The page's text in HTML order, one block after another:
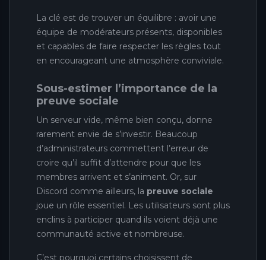
La clé est de trouver un équilibre : avoir une
équipe de modérateurs présents, disponibles
et capables de faire respecter les règles tout
en encourageant une atmosphère conviviale.
Sous-estimer l’importance de la
preuve sociale
Un serveur vide, même bien conçu, donne
rarement envie de s’investir. Beaucoup
d’administrateurs commettent l’erreur de
croire qu’il suffit d’attendre pour que les
membres arrivent et s’animent. Or, sur
Discord comme ailleurs, la preuve sociale
joue un rôle essentiel. Les utilisateurs sont plus
enclins à participer quand ils voient déjà une
communauté active et nombreuse.
C’est pourquoi certains choisissent de